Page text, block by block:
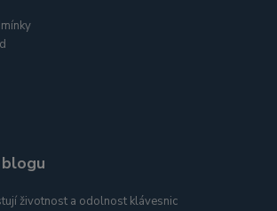
blogu
životnost a odolnost klávesnic